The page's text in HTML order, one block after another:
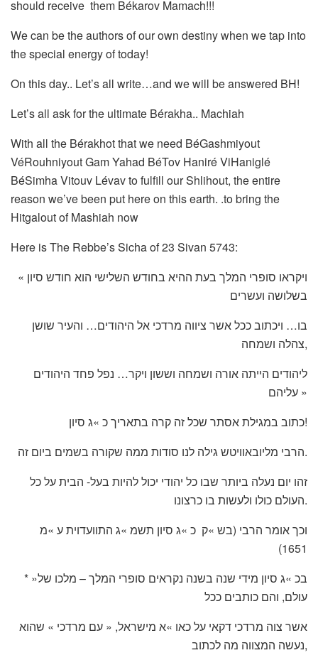
should receive them Békarov Mamach!!!
We can be the authors of our own destiny when we tap into
the special energy of today!
On this day.. Let’s all write…and we will be answered BH!
Let’s all ask for the ultimate Bérakha.. Machiah
With all the Bérakhot that we need BéGashmiyout
VéRouhniyout Gam Yahad BéTov Haniré ViHaniglé
BéSimha Vitouv Lévav to fulfill our Shlihout, the entire
reason we’ve been put here on this earth. .to bring the
Hitgalout of Mashiah now
Here is The Rebbe’s Sicha of 23 Sivan 5743:
« ויקראו סופרי המלך בעת ההיא בחודש השלישי הוא חודש סיון
בשלושה ועשרים
בו… ויכתוב ככל אשר ציווה מרדכי אל היהודים… והעיר שושן
צהלה ושמחה,
ליהודים הייתה אורה ושמחה וששון ויקר… נפל פחד היהודים
עליהם »
כתוב במגילת אסתר שכל זה קרה בתאריך כ »ג סיון!
הרבי מליובאוויטש גילה לנו סודות ממה שקורה בשמים ביום זה.
זהו יום נעלה ביותר שבו כל יהודי יכול להיות בעל- הבית על כל
העולם כולו ולעשות בו כרצונו.
וכך אומר הרבי (בש »ק כ »ג סיון תשמ »ג התוועדוית ע »מ
1651)
* »בכ »ג סיון מידי שנה בשנה נקראים סופרי המלך – מלכו של
עולם, והם כותבים ככל
אשר צוה מרדכי דקאי על כאו »א מישראל, « עם מרדכי » שהוא
נעשה המצווה מה לכתוב,